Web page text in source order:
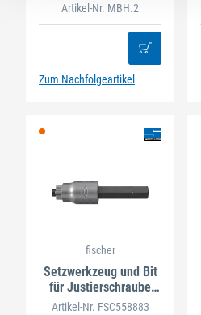
Artikel-Nr. MBH.2
Zum Nachfolgeartikel
fischer
Setzwerkzeug und Bit
für Justierschraube
FAFS
Artikel-Nr. FSC558883